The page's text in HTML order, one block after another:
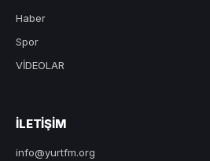
Haber
Spor
VİDEOLAR
ILETIŞIM
info@yurtfm.org